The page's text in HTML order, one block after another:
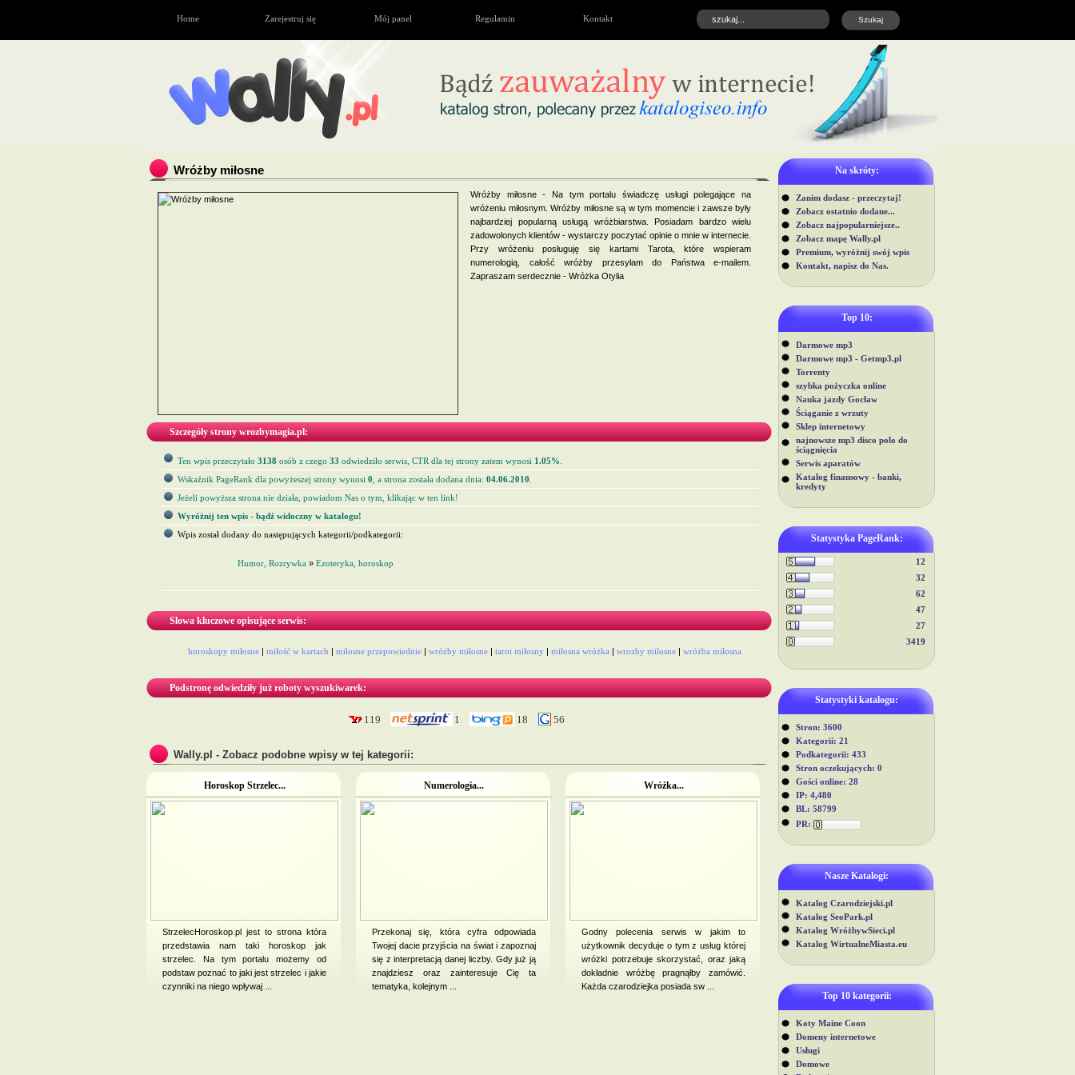
Home Zarejestruj się Mój panel Regulamin Kontakt
Na skróty:
Zanim dodasz - przeczytaj!
Zobacz ostatnio dodane...
Zobacz najpopularniejsze..
Zobacz mapę Wally.pl
Premium, wyróżnij swój wpis
Kontakt, napisz do Nas.
Top 10:
Darmowe mp3
Darmowe mp3 - Getmp3.pl
Torrenty
szybka pożyczka online
Nauka jazdy Gocław
Ściąganie z wrzuty
Sklep internetowy
najnowsze mp3 disco polo do
ściągnięcia
Serwis aparatów
Katalog finansowy - banki,
kredyty
Statystyka PageRank:
12
32
62
47
27
3419
Statystyki katalogu:
Stron: 3600
Kategorii: 21
Podkategorii: 433
Stron oczekujących: 0
Gości online: 28
IP: 4,480
BL: 58799
PR:
Nasze Katalogi:
Katalog Czarodziejski.pl
Katalog SeoPark.pl
Katalog WróżbywSieci.pl
Katalog WirtualneMiasta.eu
Top 10 kategorii:
Koty Maine Coon
Domeny internetowe
Usługi
Domowe
Wróżby miłosne
Wróżby miłosne - Na tym portalu świadczę usługi polegające na
wróżeniu miłosnym. Wróżby miłosne są w tym momencie i zawsze były
najbardziej popularną usługą wróżbiarstwa. Posiadam bardzo wielu
zadowolonych klientów - wystarczy poczytać opinie o mnie w internecie.
Przy wróżeniu posługuję się kartami Tarota, które wspieram
numerologią, całość wróżby przesyłam do Państwa e-mailem.
Zapraszam serdecznie - Wróżka Otylia
Szczegóły strony wrozbymagia.pl:
Ten wpis przeczytało 3138 osób z czego 33 odwiedziło serwis, CTR dla tej strony zatem wynosi 1.05%
Wskaźnik PageRank dla powyżeszej strony wynosi 0 , a strona została dodana dnia: 04.06.2010
Jeżeli powyższa strona nie działa, powiadom Nas o tym, klikając w ten link!
Wyróżnij ten wpis - bądź widoczny w katalogu!
Wpis został dodany do następujących kategorii/podkategorii:
Humor, Rozrywka » Ezoteryka, horoskop
Słowa kluczowe opisujące serwis:
horoskopy miłosne| miłość w kartach | miłosne przepowiednie| wróżby miłosne| tarot miłosny| miłosna wróżka | wrozby milosne| wróżba miłosna
Podstronę odwiedziły już roboty wyszukiwarek:
119 1 18 56
Wally.pl - Zobacz podobne wpisy w tej kategorii:
Horoskop Strzelec...
StrzelecHoroskop.pl jest to strona która
przedstawia nam taki horoskop jak
strzelec. Na tym portalu możemy od
podstaw poznać to jaki jest strzelec i jakie
czynniki na niego wpływaj ...
Numerologia...
Przekonaj się, która cyfra odpowiada
Twojej dacie przyjścia na świat i zapoznaj
się z interpretacją danej liczby. Gdy już ją
znajdziesz oraz zainteresuje Cię ta
tematyka, kolejnym ...
Wróżka...
Godny polecenia serwis w jakim to
użytkownik decyduje o tym z usług której
wróżki potrzebuje skorzystać, oraz jaką
dokładnie wróżbę pragnąłby zamówić.
Każda czarodziejka posiada sw ...